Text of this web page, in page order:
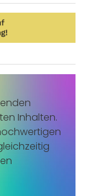
Inhalten.